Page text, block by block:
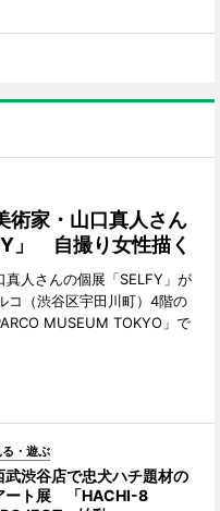
術家・山口真人さん
」 自撮り女性描く
真人さんの個展「SELFY」が
コ（渋谷区宇田川町）4階の
MUSEUM TOKYO」で
る・遊ぶ
武渋谷店で忠犬ハチ題材の
ート展 「HACHI-8